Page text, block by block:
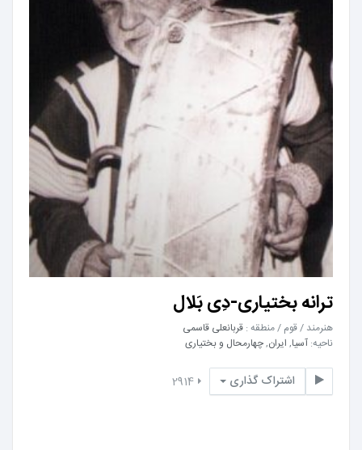
ترانه بختیاری-دِی بَلال
هنرمند / قوم / منطقه : قربانعلی قاسمی
ناحیه: آسیا, ایران,چهارمحال و بختیاری
اشتراک گذاری 2914